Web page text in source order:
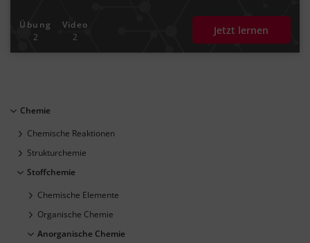
Übung
2
Video
2
Jetzt lernen
Chemie
Chemische Reaktionen
Strukturchemie
Stoffchemie
Chemische Elemente
Organische Chemie
Anorganische Chemie